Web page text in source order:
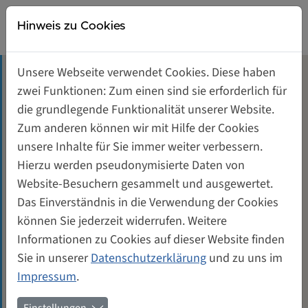
Direkt zur Hauptnavigation springen
Direkt zum Inhalt springen
Die Sommerausgabe des
Rundbriefs ist da!
25.06.2026
Was ist in der WeiberWirtschaft los? In unserem
neuesten Rundbrief berichten wir über aktuelle
Projekte und Vorhaben unserer Genossenschaft.
Diesmal berichten wir über:
Gründerinnen- und Unternehmerinnenzentrum
Tagungsräume mieten
Unterstützung für Gründerinnen
Genossenschaft von und für Frauen
Kontakt
Hinweis zu Cookies
Unsere Webseite verwendet Cookies. Diese haben
zwei Funktionen: Zum einen sind sie erforderlich für
die grundlegende Funktionalität unserer Website.
Zum anderen können wir mit Hilfe der Cookies
unsere Inhalte für Sie immer weiter verbessern.
Hierzu werden pseudonymisierte Daten von
Website-Besuchern gesammelt und ausgewertet.
Das Einverständnis in die Verwendung der Cookies
können Sie jederzeit widerrufen. Weitere
Informationen zu Cookies auf dieser Website finden
Sie in unsererDatenschutzerklärung und zu uns im
Impressum.